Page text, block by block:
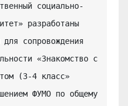
социально-
разработаны
сопровождения
«Знакомство с
(3-4 класс»
ФУМО по общему